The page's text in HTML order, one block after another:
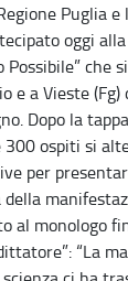
Puglia e
oggi
Possibile” che
e a Vieste
Dopo la
300 ospiti si
per
al monologo
“La